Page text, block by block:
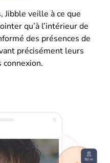
Jibble veille à ce que
qu’à l’intérieur de
des présences de
précisément leurs
connexion.